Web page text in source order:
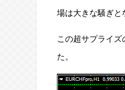
場は大きな騒ぎと
この超サプライ
た。